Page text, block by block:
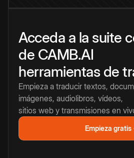
Acceda a la suite
de CAMB.AI
herramientas de
Empieza a traducir textos,
imágenes, audiolibros, vídeos,
sitios web y transmisiones en
Empieza